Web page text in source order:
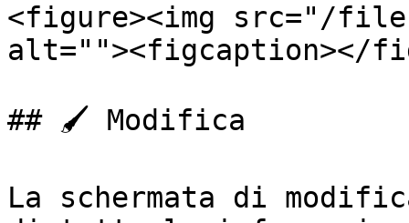
<figure><img src="/files/
alt=""><figcaption></
## 🖌️ Modifica
La schermata di